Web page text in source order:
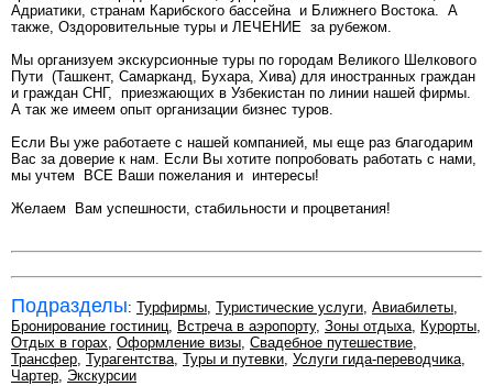
Адриатики, странам Карибского бассейна и Ближнего Востока. А
также, Оздоровительные туры и ЛЕЧЕНИЕ за рубежом.
Мы организуем экскурсионные туры по городам Великого Шелкового
Пути (Ташкент, Самарканд, Бухара, Хива) для иностранных граждан
и граждан СНГ, приезжающих в Узбекистан по линии нашей фирмы.
А так же имеем опыт организации бизнес туров.
Если Вы уже работаете с нашей компанией, мы еще раз благодарим
Вас за доверие к нам. Если Вы хотите попробовать работать с нами,
мы учтем ВСЕ Ваши пожелания и интересы!
Желаем Вам успешности, стабильности и процветания!
Подразделы: Турфирмы, Туристические услуги, Авиабилеты,
Бронирование гостиниц, Встреча в аэропорту, Зоны отдыха, Курорты,
Отдых в горах, Оформление визы, Свадебное путешествие,
Трансфер, Турагентства, Туры и путевки, Услуги гида-переводчика,
Чартер, Экскурсии